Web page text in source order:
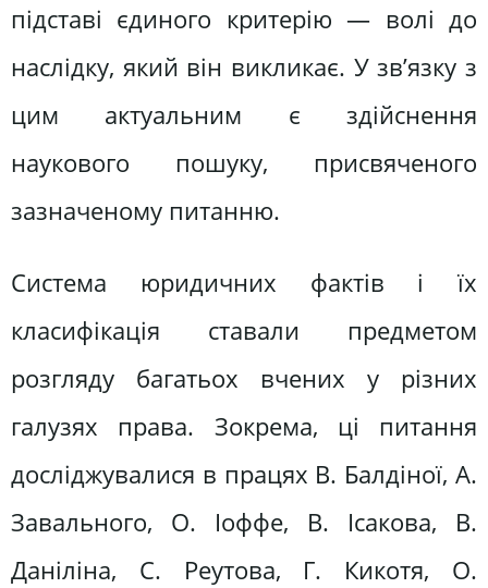
підставі єдиного критерію — волі до
наслідку, який він викликає. У зв’язку з
цим актуальним є здійснення
наукового пошуку, присвяченого
зазначеному питанню.
Система юридичних фактів і їх
класифікація ставали предметом
розгляду багатьох вчених у різних
галузях права. Зокрема, ці питання
досліджувалися в працях В. Балдіної, А.
Завального, О. Іоффе, В. Ісакова, В.
Даніліна, С. Реутова, Г. Кикотя, О.